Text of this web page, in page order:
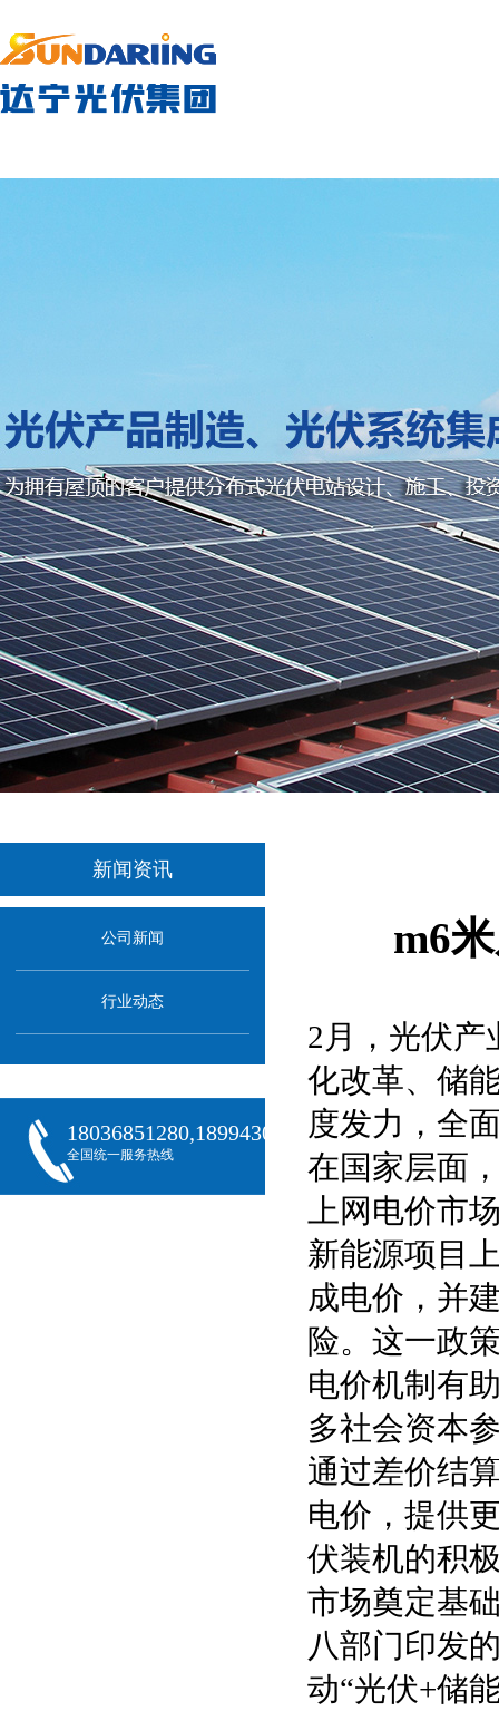
新闻资讯
公司新闻
行业动态
18036851280,18994301288,18068407382
全国统一服务热线
m6
2月，光伏产
化改革、储
度发力，全
在国家层面
上网电价市
新能源项目
成电价，并
险。这一政
电价机制有
多社会资本
通过差价结
电价，提供
伏装机的积
市场奠定基
八部门印发
动“光伏+储